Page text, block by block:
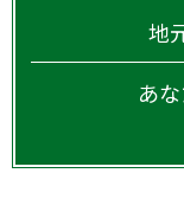
地
あ